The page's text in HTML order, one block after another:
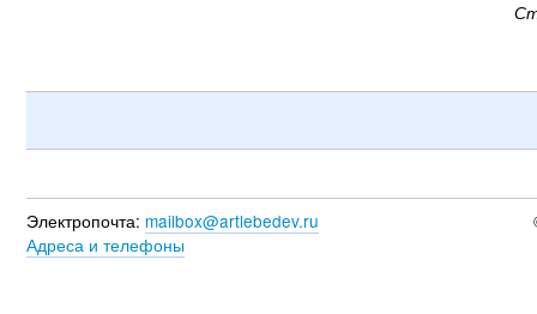
Электропочта: mailbox@artlebedev.ru
Адреса и телефоны